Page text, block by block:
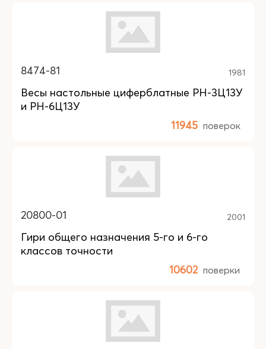
8474-81 1981
Весы настольные циферблатные РН-3Ц13У
и РН-6Ц13У
11945 поверок
20800-01 2001
Гири общего назначения 5-го и 6-го
классов точности
10602 поверки